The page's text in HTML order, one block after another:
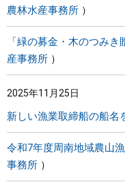
農林水産事務所
「緑の募金・木のつみ
産事務所
2025年11月25日
新しい漁業取締船の船名
令和7年度周南地域農山
事務所